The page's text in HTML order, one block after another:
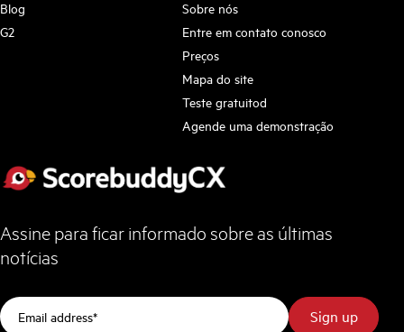
Blog
G2
Sobre nós
Entre em contato conosco
Preços
Mapa do site
Teste gratuitod
Agende uma demonstração
Assine para ficar informado sobre as últimas
notícias